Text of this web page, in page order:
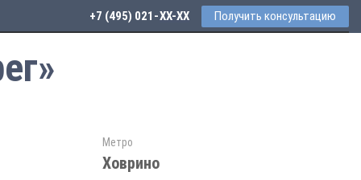
+7 (495) 021-41-76 Получить консультацию
Метро
Ховрино